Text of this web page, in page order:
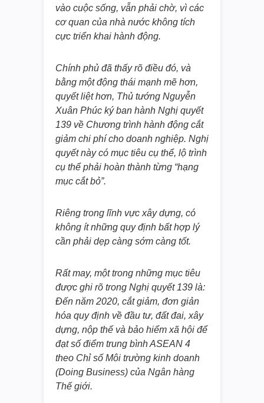
vào cuộc sống, vẫn phải chờ, vì các
cơ quan của nhà nước không tích
cực triển khai hành động.
Chính phủ đã thấy rõ điều đó, và
bằng một động thái mạnh mẽ hơn,
quyết liệt hơn, Thủ tướng Nguyễn
Xuân Phúc ký ban hành Nghị quyết
139 về Chương trình hành động cắt
giảm chi phí cho doanh nghiệp. Nghị
quyết này có mục tiêu cụ thể, lộ trình
cụ thể phải hoàn thành từng “hạng
mục cắt bỏ”.
Riêng trong lĩnh vực xây dựng, có
không ít những quy định bất hợp lý
cần phải dẹp càng sớm càng tốt.
Rất may, một trong những mục tiêu
được ghi rõ trong Nghị quyết 139 là:
Đến năm 2020, cắt giảm, đơn giản
hóa quy định về đầu tư, đất đai, xây
dựng, nộp thế và bảo hiểm xã hội để
đạt số điểm trung bình ASEAN 4
theo Chỉ số Môi trường kinh doanh
(Doing Business) của Ngân hàng
Thế giới.